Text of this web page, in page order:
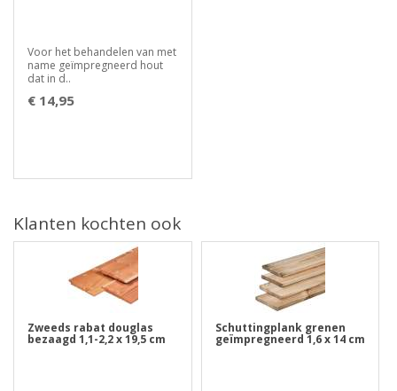
Voor het behandelen van met
name geïmpregneerd hout
dat in d..
€ 14,95
Klanten kochten ook
Zweeds rabat douglas
bezaagd 1,1-2,2 x 19,5 cm
Schuttingplank grenen
geïmpregneerd 1,6 x 14 cm